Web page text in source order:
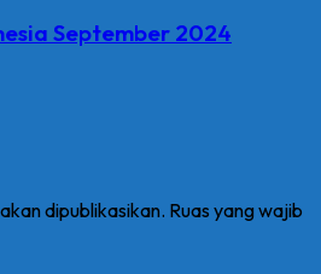
September 2024
dipublikasikan. Ruas yang wajib